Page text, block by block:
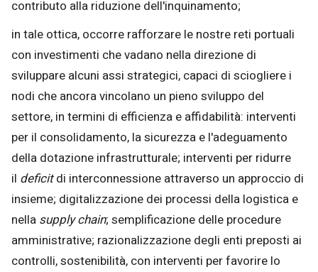
contributo alla riduzione dell'inquinamento;
in tale ottica, occorre rafforzare le nostre reti portuali
con investimenti che vadano nella direzione di
sviluppare alcuni assi strategici, capaci di sciogliere i
nodi che ancora vincolano un pieno sviluppo del
settore, in termini di efficienza e affidabilità: interventi
per il consolidamento, la sicurezza e l'adeguamento
della dotazione infrastrutturale; interventi per ridurre
il deficitdi interconnessione attraverso un approccio di
insieme; digitalizzazione dei processi della logistica e
nella supply chain; semplificazione delle procedure
amministrative; razionalizzazione degli enti preposti ai
controlli, sostenibilità, con interventi per favorire lo